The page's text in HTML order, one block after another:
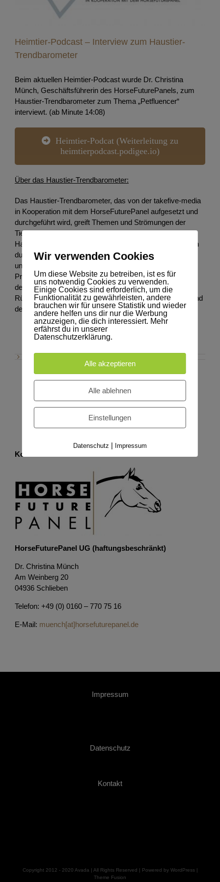
Heimtier-Podcast – Interview zum Haustier-
Trendbarometer
Beim aktuellen Heimtier-Podcast wurde Dr. Christina
Münch, Geschäftsführerin des HorseFuturePanels, zum
Haustier-Trendbarometer zum Thema „Petfluencer“
interviewt. (ab Minute 14:08)
Heimtier-Podcat (Weiterleitung zu
heimtierpodcast.podigee.io)
Über das Haustier-Trendbarometer:
Das Haustier-Trendbarometer, das von der takefive-media
in Kooperation mit dem HorseFuturePanel aufgesetzt und
durchgeführt wird, greift Themen und Strömungen der
Tierhaltung auf und ermittelt die Stimmungslage der
Haustierfreunde. In regelmäßiger Folge werden Umfragen
durchgeführt, deren Ergebnisse auf der takefive-Website
unter
Pressemitteilungen sowie auf den Social Media-Kanälen
der Agentur veröffentlicht werden. Daraus lassen sich
Rückschlüsse auf die Entwicklung der Haustierhaltung und
deren gesellschaftliche Bedeutung ziehen.
Kontakt
HorseFuturePanel UG (haftungsbeschränkt)
Dr. Christina Münch
Am Weinberg 20
04936 Schlieben
Telefon: +49 (0) 0160 – 770 75 16
E-Mail: muench[at]horsefuturepanel.de
Impressum
Datenschutz
Kontakt
Copyright 2012 - 2020 Avada | All Rights Reserved | Powered by WordPress|
Theme Fusion
Wir verwenden Cookies
Um diese Website zu betreiben, ist es für
uns notwendig Cookies zu verwenden.
Einige Cookies sind erforderlich, um die
Funktionalität zu gewährleisten, andere
brauchen wir für unsere Statistik und wieder
andere helfen uns dir nur die Werbung
anzuzeigen, die dich interessiert. Mehr
erfährst du in unserer
Datenschutzerklärung.
Alle akzeptieren
Alle ablehnen
Einstellungen
Datenschutz | Impressum